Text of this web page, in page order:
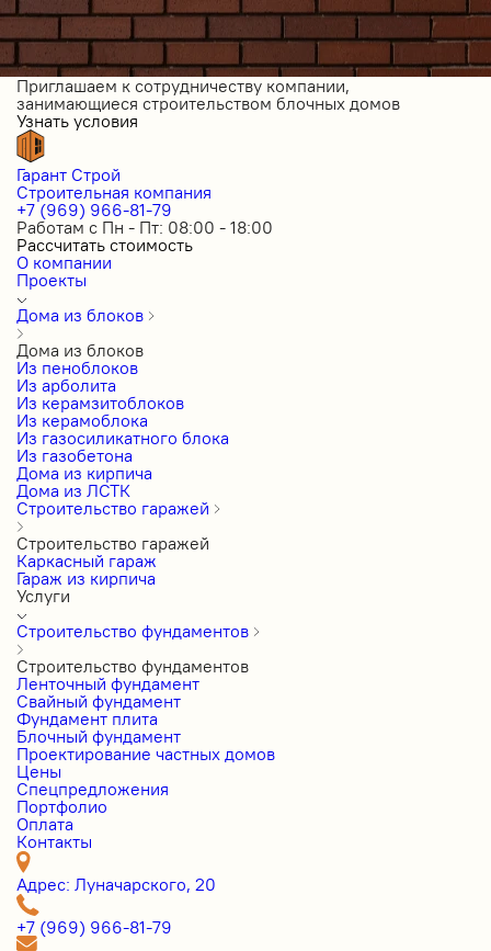
Приглашаем к сотрудничеству компании,
занимающиеся строительством блочных домов
Узнать условия
Гарант Строй
Строительная компания
+7 (969) 966-81-79
Работам с Пн - Пт: 08:00 - 18:00
Рассчитать стоимость
О компании
Проекты
Дома из блоков
Дома из блоков
Из пеноблоков
Из арболита
Из керамзитоблоков
Из керамоблока
Из газосиликатного блока
Из газобетона
Дома из кирпича
Дома из ЛСТК
Строительство гаражей
Строительство гаражей
Каркасный гараж
Гараж из кирпича
Услуги
Строительство фундаментов
Строительство фундаментов
Ленточный фундамент
Свайный фундамент
Фундамент плита
Блочный фундамент
Проектирование частных домов
Цены
Cпецпредложения
Портфолио
Оплата
Контакты
Адрес: Луначарского, 20
+7 (969) 966-81-79